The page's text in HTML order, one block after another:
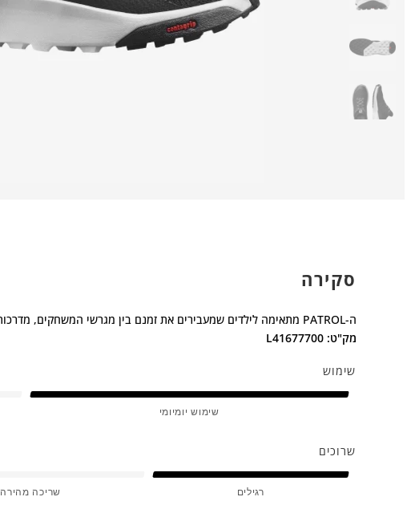
סקירה
ה-PATROL מתאימה לילדים שמעבירים את זמנם בין מגרשי המשחקים, מדרכות ושבילים בטבע.
מק"ט: L41677700
שימוש
שימוש יומיומי
שרוכים
רגילים שריכה מהירה